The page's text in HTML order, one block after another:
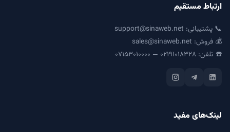
ارتباط مستقیم
📞 پشتیبانی: support@sinaweb.net
💰 فروش: sales@sinaweb.net
☎️ تلفن: ۰۲۱۹۱۰۱۸۳۲۸ — ۰۷۱۵۳۰۱۰۰۰۰
لینک‌های مفید